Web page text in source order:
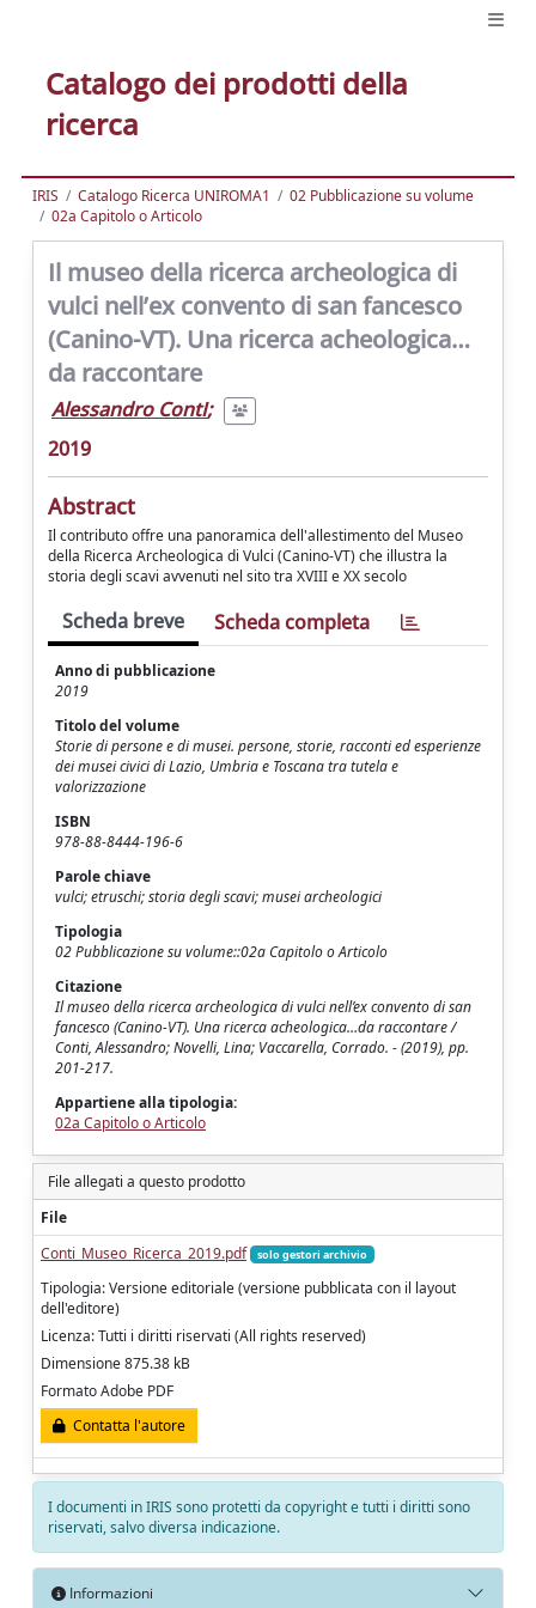
Catalogo dei prodotti della
ricerca
IRIS Catalogo Ricerca UNIROMA1
02 Pubblicazione su volume
02a Capitolo o Articolo
Il museo della ricerca archeologica di
vulci nell’ex convento di san fancesco
(Canino-VT). Una ricerca acheologica…
da raccontare
Alessandro ContI;
2019
Abstract
Il contributo offre una panoramica dell'allestimento del Museo
della Ricerca Archeologica di Vulci (Canino-VT) che illustra la
storia degli scavi avvenuti nel sito tra XVIII e XX secolo
Scheda breve Scheda completa
Anno di pubblicazione
2019
Titolo del volume
Storie di persone e di musei. persone, storie, racconti ed esperienze
dei musei civici di Lazio, Umbria e Toscana tra tutela e
valorizzazione
ISBN
978-88-8444-196-6
Parole chiave
vulci; etruschi; storia degli scavi; musei archeologici
Tipologia
02 Pubblicazione su volume::02a Capitolo o Articolo
Citazione
Il museo della ricerca archeologica di vulci nell’ex convento di san
fancesco (Canino-VT). Una ricerca acheologica…da raccontare /
Conti, Alessandro; Novelli, Lina; Vaccarella, Corrado. - (2019), pp.
201-217.
Appartiene alla tipologia:
02a Capitolo o Articolo
File allegati a questo prodotto
File
Conti_Museo_Ricerca_2019.pdf
solo gestori archivio
Tipologia: Versione editoriale (versione pubblicata con il layout
dell'editore)
Licenza: Tutti i diritti riservati (All rights reserved)
Dimensione 875.38 kB
Formato Adobe PDF
Contatta l'autore
I documenti in IRIS sono protetti da copyright e tutti i diritti sono
riservati, salvo diversa indicazione.
Informazioni